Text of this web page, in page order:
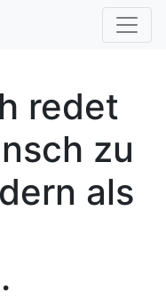
Billy 1932–2019
redet
zu
als